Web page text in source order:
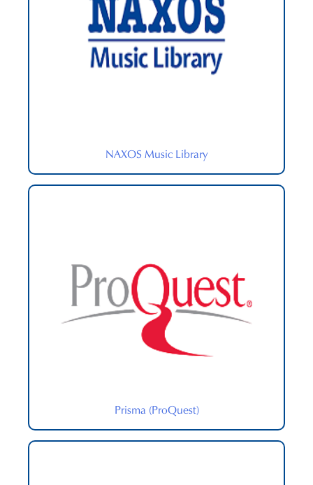
NAXOS Music Library
Prisma (ProQuest)